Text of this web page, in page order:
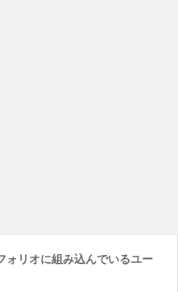
ォリオに組み込んでいるユー